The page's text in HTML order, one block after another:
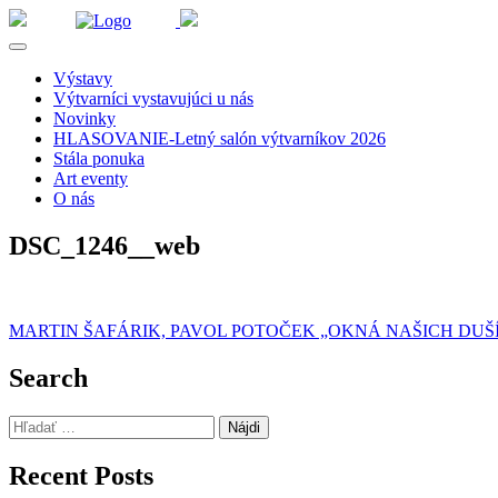
Výstavy
Výtvarníci vystavujúci u nás
Novinky
HLASOVANIE-Letný salón výtvarníkov 2026
Stála ponuka
Art eventy
O nás
DSC_1246__web
Navigácia
v
článku
MARTIN ŠAFÁRIK, PAVOL POTOČEK „OKNÁ NAŠICH
Search
Hľadať:
Recent Posts